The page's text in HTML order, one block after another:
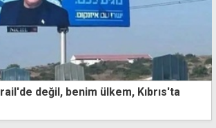
değil, benim ülkem, Kıbrıs'ta